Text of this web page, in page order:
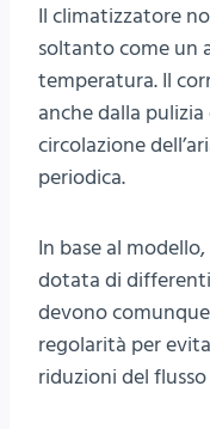
Il climatizzatore
soltanto come un
temperatura. Il
anche dalla
circolazione
periodica.
In base al
dotata di
devono
regolarità per
riduzioni del flusso